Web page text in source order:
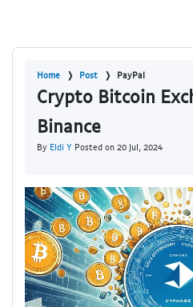
Home Post PayPal
Crypto Bitcoin
Binance
By Eldi Y Posted on 20 Jul, 2024